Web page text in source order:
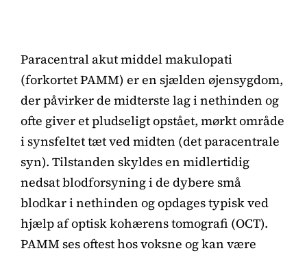
Paracentral akut middel makulopati
(forkortet PAMM) er en sjælden øjensygdom,
der påvirker de midterste lag i nethinden og
ofte giver et pludseligt opstået, mørkt område
i synsfeltet tæt ved midten (det paracentrale
syn). Tilstanden skyldes en midlertidig
nedsat blodforsyning i de dybere små
blodkar i nethinden og opdages typisk ved
hjælp af optisk kohærens tomografi (OCT).
PAMM ses oftest hos voksne og kan være